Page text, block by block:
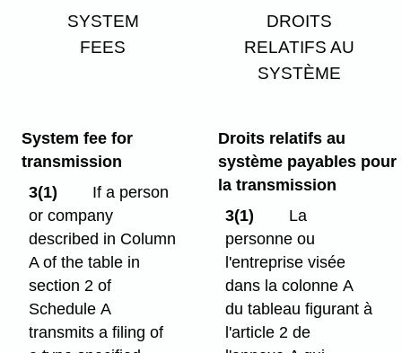
SYSTEM
FEES
DROITS
RELATIFS AU
SYSTÈME
System fee for
transmission
3(1)
If a person
or company
described in Column
A of the table in
section 2 of
Schedule A
transmits a filing of
Droits relatifs au
système payables pour
la transmission
3(1)
La
personne ou
l'entreprise visée
dans la colonne A
du tableau figurant à
l'article 2 de